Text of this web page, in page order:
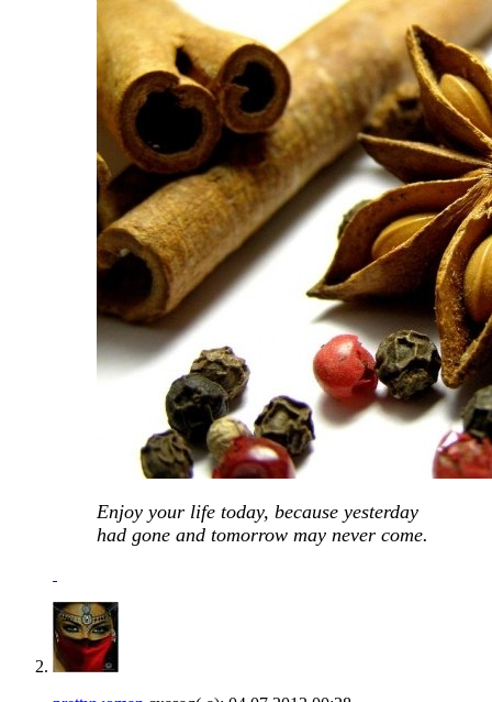
Enjoy your life today, because yesterday
had gone and tomorrow may never come.